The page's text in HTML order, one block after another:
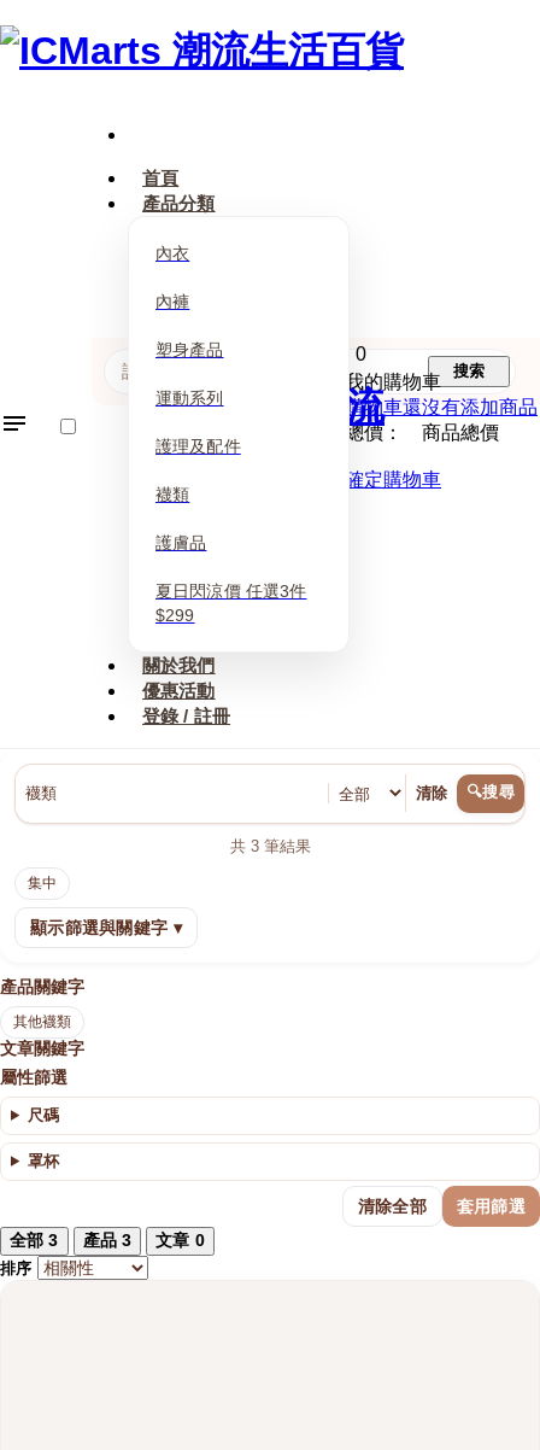
首頁
產品分類
內衣
內褲
塑身產品
運動系列
護理及配件
襪類
護膚品
夏日閃涼價 任選3件
$299
關於我們
優惠活動
登錄 / 註冊
0
我的購物車
購物車還沒有添加商品
總價： 商品總價
確定購物車
搜索
清除 🔍搜尋
共 3筆結果
集中
顯示篩選與關鍵字 ▾
產品關鍵字
其他襪類
文章關鍵字
屬性篩選
尺碼
罩杯
清除全部
套用篩選
全部3 產品 3 文章 0
排序